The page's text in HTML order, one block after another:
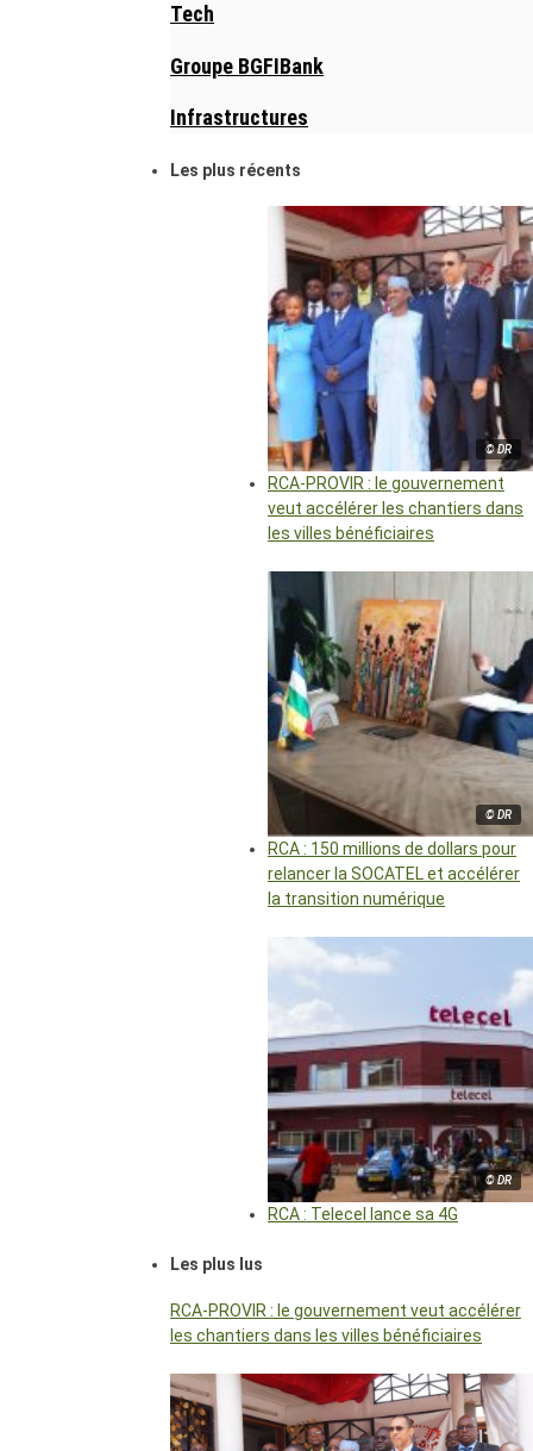
Tech
Groupe BGFIBank
Infrastructures
Les plus récents
© DR
RCA-PROVIR : le gouvernement
veut accélérer les chantiers dans
les villes bénéficiaires
© DR
RCA : 150 millions de dollars pour
relancer la SOCATEL et accélérer
la transition numérique
© DR
RCA : Telecel lance sa 4G
Les plus lus
RCA-PROVIR : le gouvernement veut accélérer
les chantiers dans les villes bénéficiaires